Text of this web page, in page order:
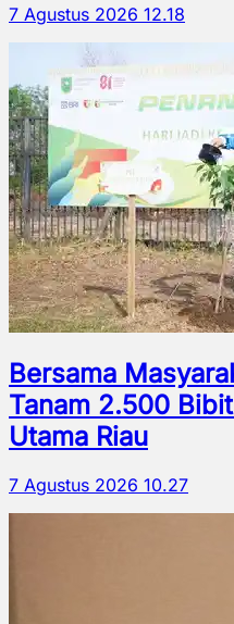
7 Agustus 2026 12.18
Bersama
Tanam 2.500
Utama Riau
7 Agustus 2026 10.27